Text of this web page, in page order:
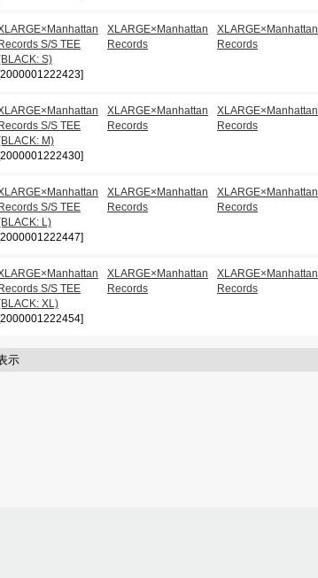
Records S/S TEE
S)
[2000001222423]
XLARGE×Manhattan
Records
XLARGE×Manhattan
Records
Records S/S TEE
M)
[2000001222430]
XLARGE×Manhattan
Records
XLARGE×Manhattan
Records
Records S/S TEE
L)
[2000001222447]
XLARGE×Manhattan
Records
XLARGE×Manhattan
Records
Records S/S TEE
XL)
[2000001222454]
XLARGE×Manhattan
Records
XLARGE×Manhattan
Records
示